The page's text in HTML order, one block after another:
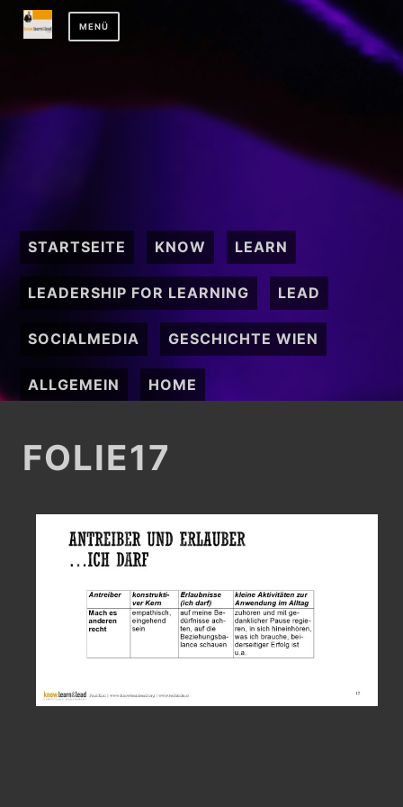
Zum
Inhalt
MENÜ
STARTSEITE KNOW LEARN
LEADERSHIP FOR LEARNING LEAD
SOCIALMEDIA GESCHICHTE WIEN
ALLGEMEIN HOME
FOLIE17